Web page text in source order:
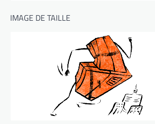
IMAGE DE TAILLE